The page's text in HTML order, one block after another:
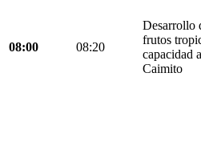
08:00 08:20
Desarrollo
frutos
capacidad
Caimito